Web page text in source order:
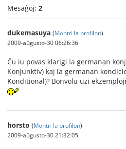
Mesaĝoj: 2
dukemasuya (Montri la profilon)
2009-aŭgusto-30 06:26:36
Ĉu iu povas klarigi la germanan
Konjunktiv) kaj la germanan
Konditional)? Bonvolu uzi
horsto (Montri la profilon)
2009-aŭgusto-30 21:32:05